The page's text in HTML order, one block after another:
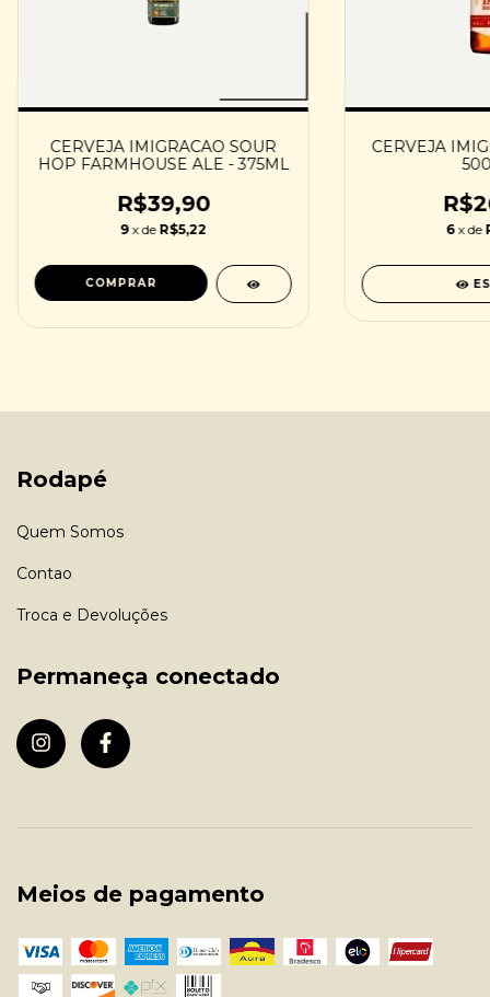
CERVEJA IMIGRACAO SOUR
HOP FARMHOUSE ALE - 375ML
R$39,90
9 x de R$5,22
CERVEJA
6 x de
Rodapé
Quem Somos
Contao
Troca e Devoluções
Permaneça conectado
Meios de pagamento